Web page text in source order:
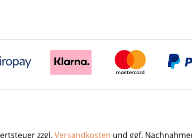
zzgl. Versandkosten und ggf.